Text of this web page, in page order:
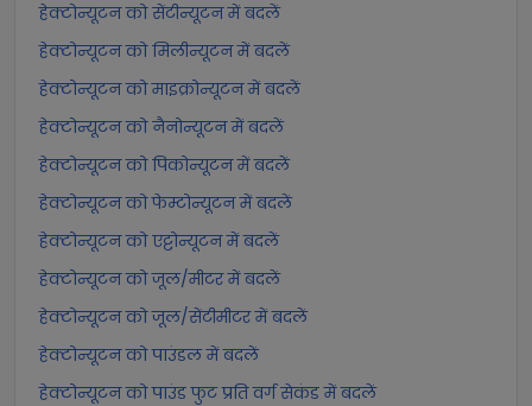
हेक्टोन्यूटन को सेंटीन्यूटन में बदलें
हेक्टोन्यूटन को मिलीन्यूटन में बदलें
हेक्टोन्यूटन को माइक्रोन्यूटन में बदलें
हेक्टोन्यूटन को नैनोन्यूटन में बदलें
हेक्टोन्यूटन को पिकोन्यूटन में बदलें
हेक्टोन्यूटन को फेम्टोन्यूटन में बदलें
हेक्टोन्यूटन को एट्टोन्यूटन में बदलें
हेक्टोन्यूटन को जूल/मीटर में बदलें
हेक्टोन्यूटन को जूल/सेंटीमीटर में बदलें
हेक्टोन्यूटन को पाउंडल में बदलें
हेक्टोन्यूटन को पाउंड फुट प्रति वर्ग सेकंड में बदलें